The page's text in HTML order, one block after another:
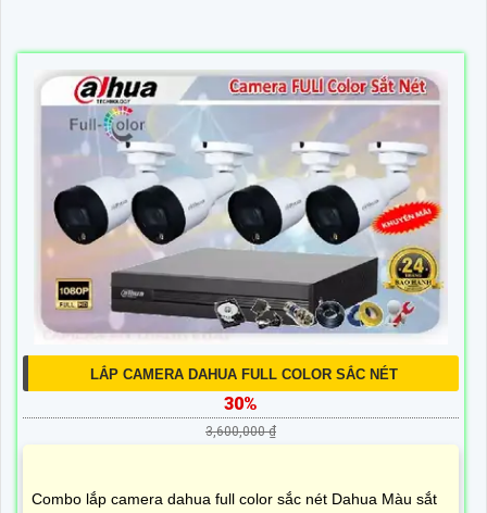
LẮP CAMERA DAHUA FULL COLOR SẮC NÉT
30%
3,600,000 ₫
Combo lắp camera dahua full color sắc nét Dahua Màu sắt